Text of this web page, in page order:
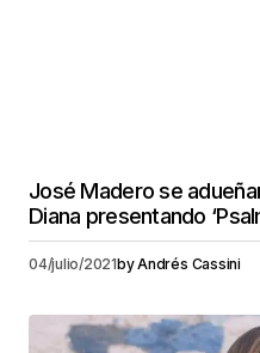
José Madero se
Diana presentando
04/julio/2021byAndrés Cassini